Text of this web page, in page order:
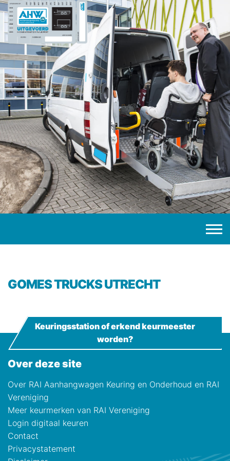
GOMES TRUCKS UTRECHT
Over deze site
Over RAI Aanhangwagen Keuring en Onderhoud en RAI
Vereniging
Meer keurmerken van RAI Vereniging
Login digitaal keuren
Contact
Privacystatement
Keuringsstation of erkend keurmeester
worden?